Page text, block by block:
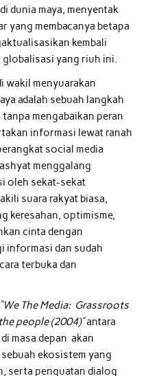
dunia maya, menyentak
yang membacanya betapa
kembali
globalisasi yang riuh ini.
wakil menyuarakan
adalah sebuah langkah
mengabaikan peran
informasi lewat ranah
social media
menggalang
oleh sekat-sekat
suara rakyat biasa,
keresahan, optimisme,
cinta dengan
informasi dan sudah
terbuka dan
“We The Media: Grassroots
people (2004)”antara
masa depan akan
ekosistem yang
serta penguatan dialog